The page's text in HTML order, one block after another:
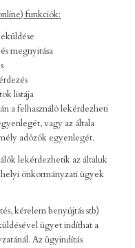
funkciók:
megnyitása
listája
a felhasználó lekérdezheti
vagy az általa
adózók egyenlegét.
lekérdezhetik az általuk
önkormányzati ügyek
kérelem benyújtás stb)
ügyet indíthat a
Az ügyindítás